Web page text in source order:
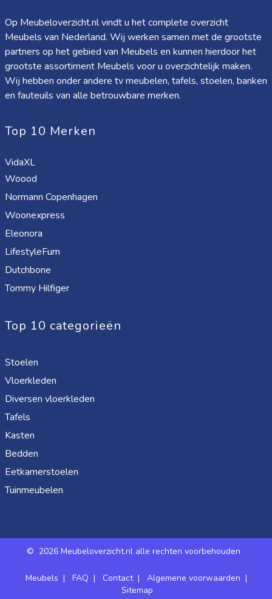
Op Meubeloverzicht.nl vindt u het complete overzicht
Meubels van Nederland. Wij werken samen met de grootste
partners op het gebied van Meubels en kunnen hierdoor het
grootste assortiment Meubels voor u overzichtelijk maken.
Wij hebben onder andere tv meubelen, tafels, stoelen, banken
en fauteuils van alle betrouwbare merken.
Top 10 Merken
VidaXL
Woood
Normann Copenhagen
Woonexpress
Eleonora
LifestyleFurn
Dutchbone
Tommy Hilfiger
Top 10 categorieën
Stoelen
Vloerkleden
Diversen vloerkleden
Tafels
Kasten
Bedden
Eetkamerstoelen
Tuinmeubelen
© 2026 Meubeloverzicht.nl alle rechten voorbehouden
Meubels | FAQ | Contact| Algemene voorwaarden |
Sitemap